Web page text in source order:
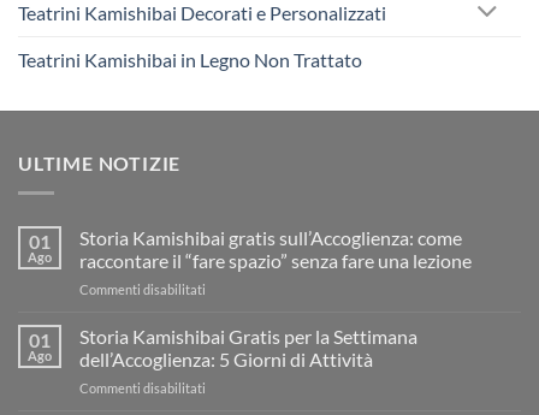
Teatrini Kamishibai Decorati e Personalizzati
Teatrini Kamishibai in Legno Non Trattato
ULTIME NOTIZIE
01
Ago
Storia Kamishibai gratis sull’Accoglienza: come
raccontare il “fare spazio” senza fare una lezione
Commenti disabilitati
Kamishibai
gratis
sull’Accoglienza:
01
Ago
Storia Kamishibai Gratis per la Settimana
dell’Accoglienza: 5 Giorni di Attività
Commenti disabilitati